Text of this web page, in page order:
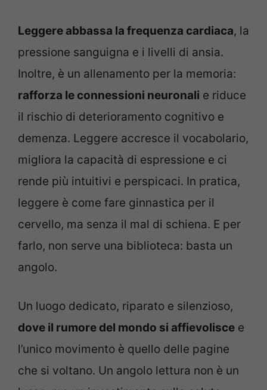
Leggere abbassa la frequenza cardiaca, la
pressione sanguigna e i livelli di ansia.
Inoltre, è un allenamento per la memoria:
rafforza le connessioni neuronali e riduce
il rischio di deterioramento cognitivo e
demenza. Leggere accresce il vocabolario,
migliora la capacità di espressione e ci
rende più intuitivi e perspicaci. In pratica,
leggere è come fare ginnastica per il
cervello, ma senza il mal di schiena. E per
farlo, non serve una biblioteca: basta un
angolo.
Un luogo dedicato, riparato e silenzioso,
dove il rumore del mondo si affievolisce e
l’unico movimento è quello delle pagine
che si voltano. Un angolo lettura non è un